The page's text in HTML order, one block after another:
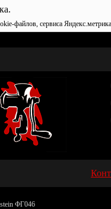
файлов, сервиса
ФГ046